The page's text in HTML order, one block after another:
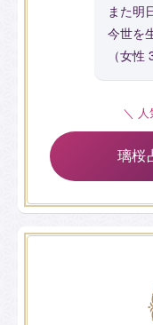
また明
今世を
（女性
＼
璃桜